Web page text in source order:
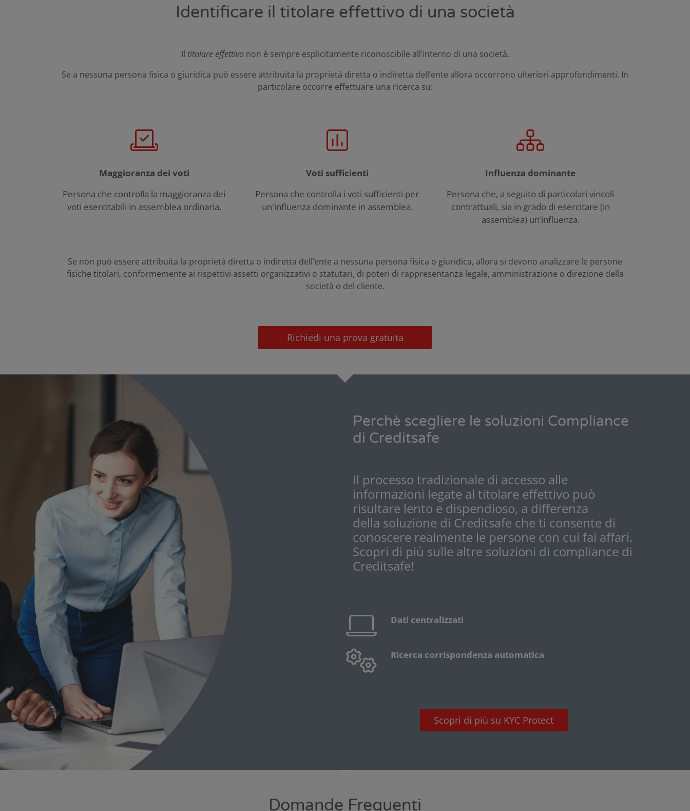
Identificare il titolare effettivo di una società
Il titolare effettivo non è sempre esplicitamente riconoscibile all’interno di una società.
Se a nessuna persona fisica o giuridica può essere attribuita la proprietà diretta o indiretta dell’ente allora occorrono ulteriori approfondimenti. In
particolare occorre effettuare una ricerca su:
Maggioranza dei voti
Persona che controlla la maggioranza dei
voti esercitabili in assemblea ordinaria.
Voti sufficienti
Persona che controlla i voti sufficienti per
un'influenza dominante in assemblea.
Influenza dominante
Persona che, a seguito di particolari vincoli
contrattuali, sia in grado di esercitare (in
assemblea) un’influenza.
Se non può essere attribuita la proprietà diretta o indiretta dell’ente a nessuna persona fisica o giuridica, allora si devono analizzare le persone
fisiche titolari, conformemente ai rispettivi assetti organizzativi o statutari, di poteri di rappresentanza legale, amministrazione o direzione della
società o del cliente.
Richiedi una prova gratuita
Perchè scegliere le soluzioni Compliance
di Creditsafe
Il processo tradizionale di accesso alle
informazioni legate al titolare effettivo può
risultare lento e dispendioso, a differenza
della soluzione di Creditsafe che ti consente di
conoscere realmente le persone con cui fai affari.
Scopri di più sulle altre soluzioni di compliance di
Creditsafe!
Dati centralizzati
Ricerca corrispondenza automatica
Scopri di più su KYC Protect
Domande Frequenti